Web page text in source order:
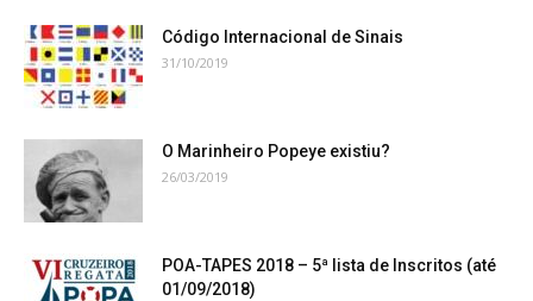
Código Internacional de Sinais
31/10/2019
O Marinheiro Popeye existiu?
26/03/2019
POA-TAPES 2018 – 5ª lista de Inscritos (até
01/09/2018)